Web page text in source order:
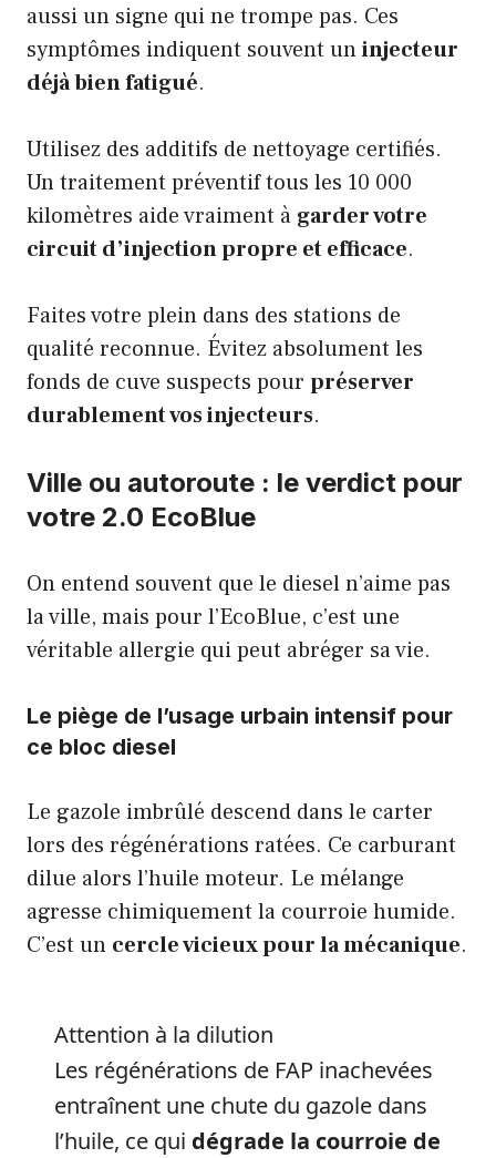
aussi un signe qui ne trompe pas. Ces
symptômes indiquent souvent uninjecteur
déjà bien fatigué.
Utilisez des additifs de nettoyage certifiés.
Un traitement préventif tous les 10 000
kilomètres aide vraiment à garder votre
circuit d’injection propre et efficace.
Faites votre plein dans des stations de
qualité reconnue. Évitez absolument les
fonds de cuve suspects pour préserver
durablement vos injecteurs.
Ville ou autoroute : le verdict pour
votre 2.0 EcoBlue
On entend souvent que le diesel n’aime pas
la ville, mais pour l’EcoBlue, c’est une
véritable allergie qui peut abréger sa vie.
Le piège de l’usage urbain intensif pour
ce bloc diesel
Le gazole imbrûlé descend dans le carter
lors des régénérations ratées. Ce carburant
dilue alors l’huile moteur. Le mélange
agresse chimiquement la courroie humide.
C’est un cercle vicieux pour la mécanique.
Attention à la dilution
Les régénérations de FAP inachevées
entraînent une chute du gazole dans
l’huile, ce qui dégrade la courroie de